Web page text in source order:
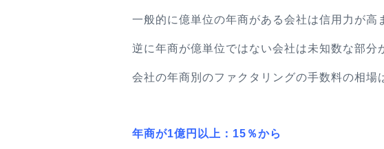
一般的に億単位の年商がある会社は信用力が高
逆に年商が億単位ではない会社は未知数な部分
会社の年商別のファクタリングの手数料の相場
年商が1億円以上：15％から